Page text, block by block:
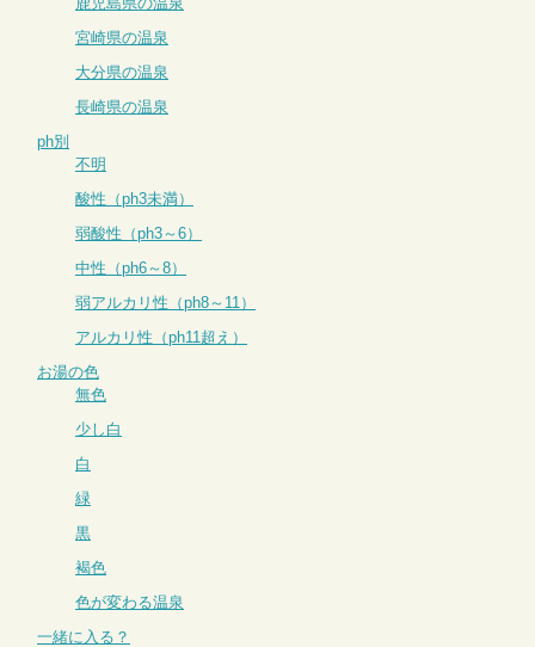
宮崎県の温泉
大分県の温泉
長崎県の温泉
ph別
不明
酸性（ph3未満）
弱酸性（ph3～6）
中性（ph6～8）
弱アルカリ性（ph8～11）
アルカリ性（ph11超え）
お湯の色
無色
少し白
白
緑
黒
褐色
色が変わる温泉
一緒に入る？